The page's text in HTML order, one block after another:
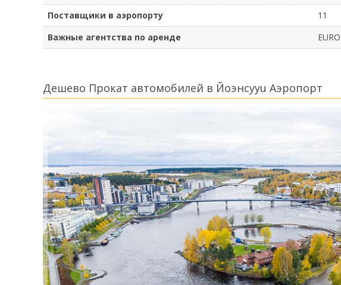
Поставщики в аэропорту
11
Важные агентства по аренде
Дешево Прокат автомобилей в Йоэнсууu Аэропорт